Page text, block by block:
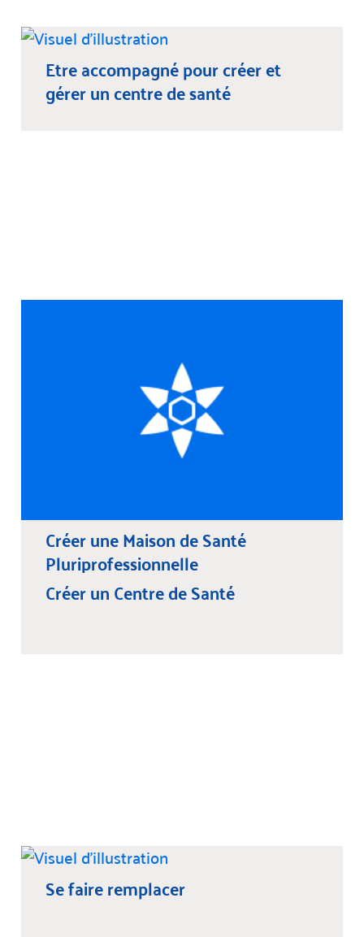
Etre accompagné pour créer et
gérer un centre de santé
Créer une Maison de Santé
Pluriprofessionnelle
Créer un Centre de Santé
Se faire remplacer